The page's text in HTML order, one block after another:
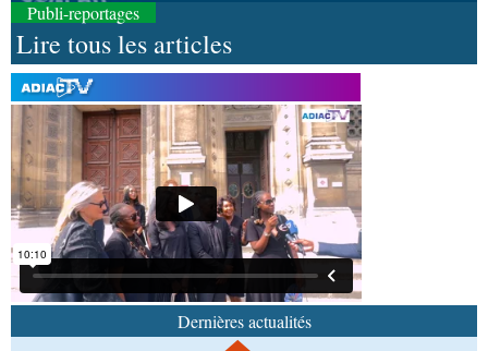
Publi-reportages
Lire tous les articles
Dernières actualités
09-08-2026 17:26
Afrique-MondeÉducation catholique : le Scéam
veut bâtir une stratégie africaine à l’horizon 2031
09-08-2026 15:28
Afrique-Monde Crise migratoire : l’UE salue
l’action conjointe du Maroc et de l’Espagne
09-08-2026 10:53
Autonomisation des femmes : une
soirée de gala organisée en Angola en faveur de